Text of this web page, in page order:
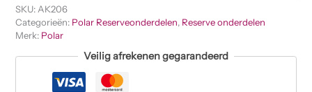
SKU: AK206
Categorieën: Polar Reserveonderdelen, Reserve onderdelen
Merk: Polar
Veilig afrekenen gegarandeerd